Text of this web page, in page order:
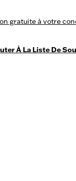
gratuite à votre
À La Liste De